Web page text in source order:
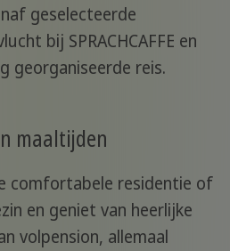
geselecteerde
bij SPRACHCAFFE en
georganiseerde reis.
maaltijden
comfortabele residentie of
en geniet van heerlijke
volpension, allemaal